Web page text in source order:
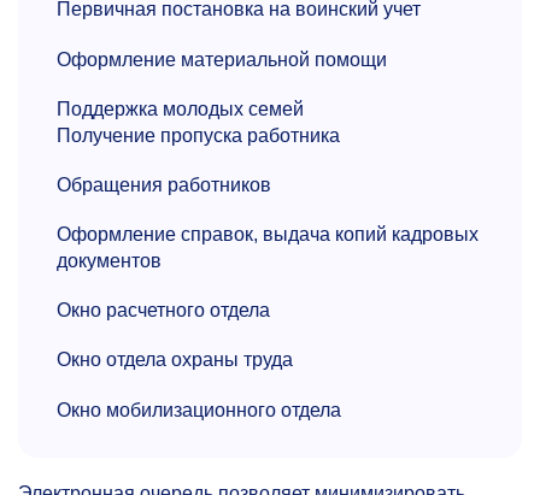
Первичная постановка на воинский учет
Оформление материальной помощи
Поддержка молодых семей
Получение пропуска работника
Обращения работников
Оформление справок, выдача копий кадровых
документов
Окно расчетного отдела
Окно отдела охраны труда
Окно мобилизационного отдела